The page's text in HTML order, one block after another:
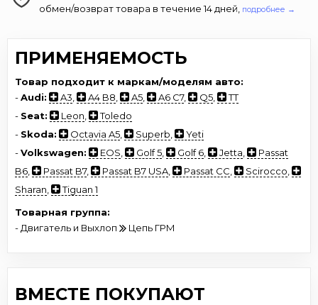
обмен/возврат товара в течение 14 дней, подробнее →
ПРИМЕНЯЕМОСТЬ
Товар подходит к маркам/моделям авто:
-Audi: A3 A4 B8 A5 A6 C7, Q5
TT
- Seat: Leon
Toledo
- Skoda: Octavia A5 Superb
Yeti
-Volkswagen: EOS Golf 5 Golf 6 Jetta
Passat
B6
Passat B7, Passat B7 USA Passat CC Scirocco
Sharan
Tiguan 1
Товарная группа:
- Двигатель и Выхлоп
Цепь ГРМ
ВМЕСТЕ ПОКУПАЮТ